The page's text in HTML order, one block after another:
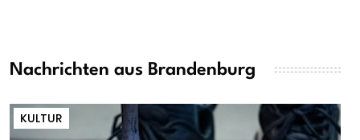
Nachrichten aus Brandenburg
KULTUR